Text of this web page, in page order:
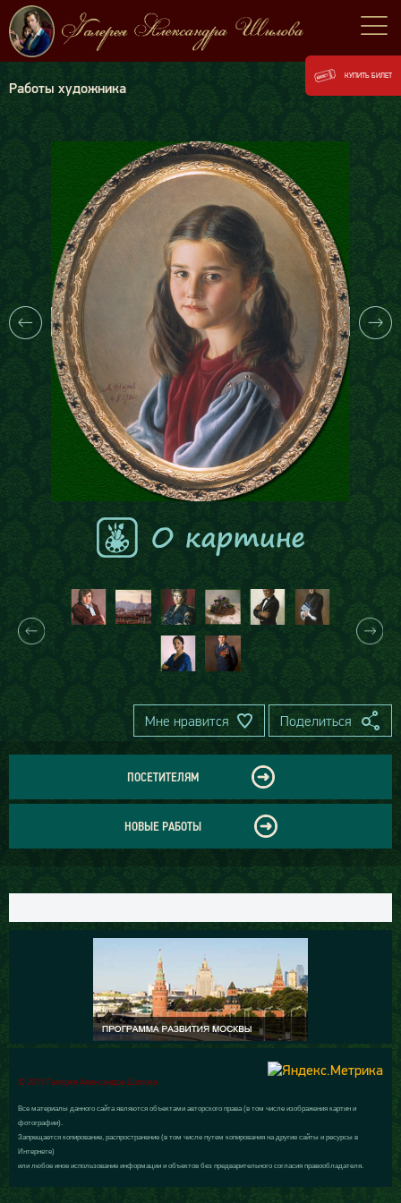
Работы художника
Мне нравится Поделиться
ПОСЕТИТЕЛЯМ
НОВЫЕ РАБОТЫ
© 2015 Галерея Александра Шилова
Все материалы данного сайта являются объектами авторского права (в том числе изображения картин и
фотографии).
Запрещается копирование, распространение (в том числе путем копирования на другие сайты и ресурсы в
Интернете)
или любое иное использование информации и объектов без предварительного согласия правообладателя.
КУПИТЬ БИЛЕТ